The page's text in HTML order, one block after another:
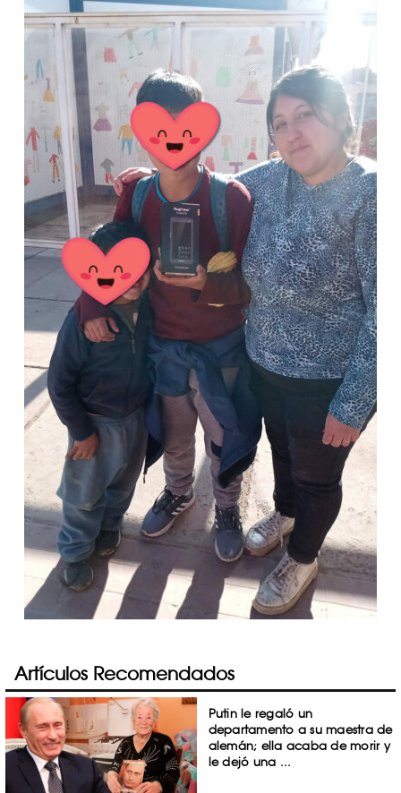
Artículos Recomendados
Putin le regaló un
departamento a su maestra de
alemán; ella acaba de morir y
le dejó una ...